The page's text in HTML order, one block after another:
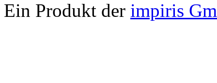
Ein Produkt der impiris